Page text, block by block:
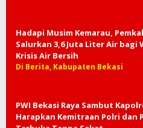
Hadapi Musim Kemarau,
Salurkan 3,6 Juta Liter Air bagi
Krisis Air Bersih
Di Berita, Kabupaten Bekasi
PWI Bekasi Raya Sambut
Harapkan Kemitraan Polri dan